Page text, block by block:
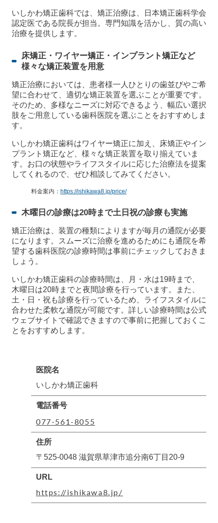
いしかわ矯正歯科では、矯正治療は、日本矯正歯科学会
認定医である院長が担当。専門知識を活かし、質の高い
治療を提供します。
床矯正・ワイヤー矯正・インプラント矯正など
様々な矯正装置を用意
矯正治療においては、患者様一人ひとりの歯並びやご希
望に合わせて、適切な矯正装置を選ぶことが重要です。
そのため、多様なニーズに対応できるよう、幅広い選択
肢をご用意している歯科医院を選ぶことをおすすめしま
す。
いしかわ矯正歯科はワイヤー矯正に加え、床矯正やイン
プラント矯正など、様々な矯正装置を取り揃えていま
す。お口の状態やライフスタイルに応じた治療法を提案
してくれるので、ぜひ相談してみてください。
料金案内： https://ishikawa8.jp/price/
木曜日の診療は20時まで土日祝の診療も実施
矯正治療は、装置の種類によりますが毎月の通院が必要
になります。スムーズに治療を進めるためにも通院を希
望する歯科医院の診療時間は事前にチェックしておきま
しょう。
いしかわ矯正歯科の診療時間は、月・水は19時まで、
木曜日は20時までと夜間診療を行っています。また、
土・日・祝も診療を行っているため、ライフスタイルに
合わせた柔軟な通院が可能です。詳しい診療時間は公式
ウェブサイトで確認できますので事前に把握しておくこ
とをおすすめします。
医院名
いしかわ矯正歯科
電話番号
077-561-8055
住所
〒525-0048 滋賀県草津市追分南6丁目20-9
URL
https://ishikawa8.jp/